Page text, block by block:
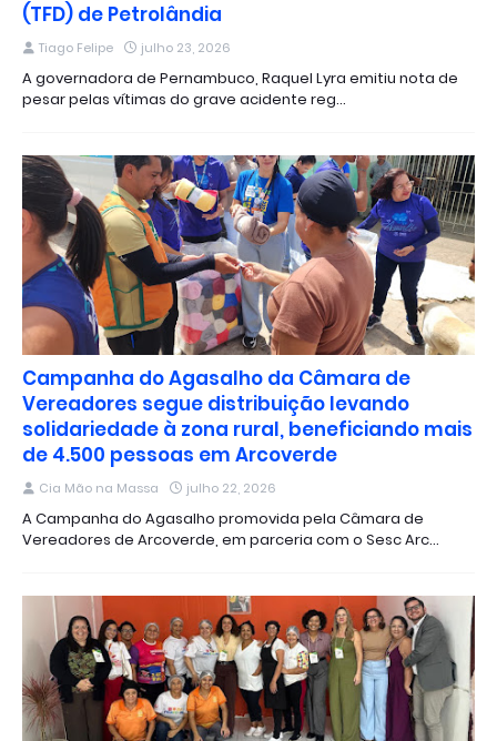
(TFD) de Petrolândia
Tiago Felipe julho 23, 2026
A governadora de Pernambuco, Raquel Lyra emitiu nota de
pesar pelas vítimas do grave acidente reg…
Campanha do Agasalho da Câmara de
Vereadores segue distribuição levando
solidariedade à zona rural, beneficiando mais
de 4.500 pessoas em Arcoverde
Cia Mão na Massa julho 22, 2026
A Campanha do Agasalho promovida pela Câmara de
Vereadores de Arcoverde, em parceria com o Sesc Arc…